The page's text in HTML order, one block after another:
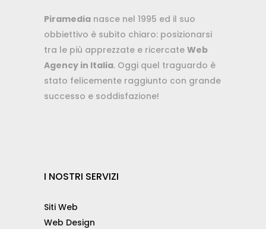
Piramedia nasce nel 1995 ed il suo
obbiettivo è subito chiaro: posizionarsi
tra le più apprezzate e ricercate Web
Agency in Italia. Oggi quel traguardo è
stato felicemente raggiunto con grande
successo e soddisfazione!
I NOSTRI SERVIZI
Siti Web
Web Design